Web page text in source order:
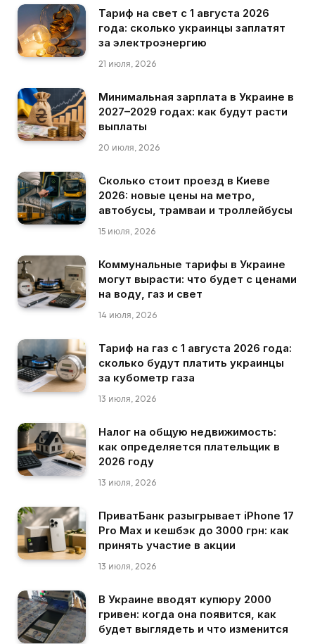
Тариф на свет с 1 августа 2026
года: сколько украинцы заплатят
за электроэнергию
21 июля, 2026
Минимальная зарплата в Украине в
2027–2029 годах: как будут расти
выплаты
20 июля, 2026
Сколько стоит проезд в Киеве
2026: новые цены на метро,
автобусы, трамваи и троллейбусы
15 июля, 2026
Коммунальные тарифы в Украине
могут вырасти: что будет с ценами
на воду, газ и свет
14 июля, 2026
Тариф на газ с 1 августа 2026 года:
сколько будут платить украинцы
за кубометр газа
13 июля, 2026
Налог на общую недвижимость:
как определяется плательщик в
2026 году
13 июля, 2026
ПриватБанк разыгрывает iPhone 17
Pro Max и кешбэк до 3000 грн: как
принять участие в акции
13 июля, 2026
В Украине вводят купюру 2000
гривен: когда она появится, как
будет выглядеть и что изменится